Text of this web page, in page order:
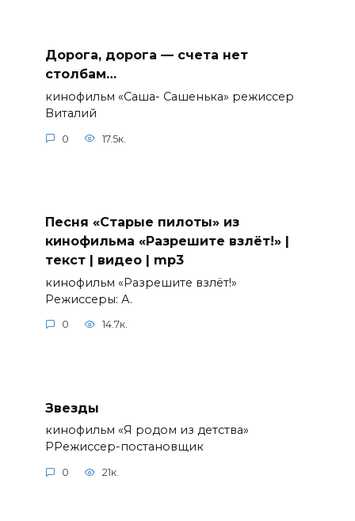
Дорога, дорога — счета нет
столбам…
кинофильм «Саша- Сашенька» режиссер
Виталий
0 17.5к.
Песня «Старые пилоты» из
кинофильма «Разрешите взлёт!» |
текст | видео | mp3
кинофильм «Разрешите взлёт!»
Режиссеры: А.
0 14.7к.
Звезды
кинофильм «Я родом из детства»
РРежиссер-постановщик
0 21к.